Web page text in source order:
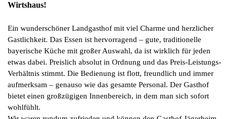
Wirtshaus!
Ein wunderschöner Landgasthof mit viel Charme und herzlicher
Gastlichkeit. Das Essen ist hervorragend – gute, traditionelle
bayerische Küche mit großer Auswahl, da ist wirklich für jeden
etwas dabei. Preislich absolut in Ordnung und das Preis-Leistungs-
Verhältnis stimmt. Die Bedienung ist flott, freundlich und immer
aufmerksam – genauso wie das gesamte Personal. Der Gasthof
bietet einen großzügigen Innenbereich, in dem man sich sofort
wohlfühlt.